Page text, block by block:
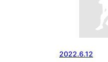
2022.6.12